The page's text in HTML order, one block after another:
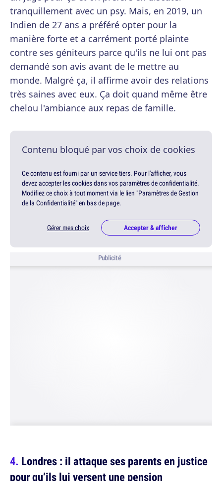
tranquillement avec un psy. Mais, en 2019, un
Indien de 27 ans a préféré opter pour la
manière forte et a carrément porté plainte
contre ses géniteurs parce qu'ils ne lui ont pas
demandé son avis avant de le mettre au
monde. Malgré ça, il affirme avoir des relations
très saines avec eux. Ça doit quand même être
chelou l'ambiance aux repas de famille.
Contenu bloqué par vos choix de cookies
Ce contenu est fourni par un service tiers. Pour l'afficher, vous
devez accepter les cookies dans vos paramètres de confidentialité.
Modifiez ce choix à tout moment via le lien "Paramètres de Gestion
de la Confidentialité" en bas de page.
Gérer mes choix Accepter & afficher
Publicité
Londres : il attaque ses parents en justice
pour qu’ils lui versent une pension